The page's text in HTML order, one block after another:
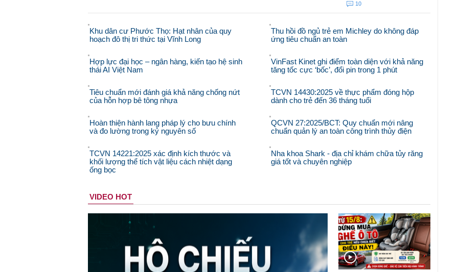
10
Khu dân cư Phước Thọ: Hạt nhân của quy
hoạch đô thị tri thức tại Vĩnh Long
Hợp lực đại học – ngân hàng, kiến tạo hệ sinh
thái AI Việt Nam
Tiêu chuẩn mới đánh giá khả năng chống nứt
của hỗn hợp bê tông nhựa
Hoàn thiện hành lang pháp lý cho bưu chính
và đo lường trong kỷ nguyên số
TCVN 14221:2025 xác định kích thước và
khối lượng thể tích vật liệu cách nhiệt dạng
ống bọc
Thu hồi đồ ngủ trẻ em Michley do không đáp
ứng tiêu chuẩn an toàn
VinFast Kinet ghi điểm toàn diện với khả năng
tăng tốc cực ‘bốc’, đổi pin trong 1 phút
TCVN 14430:2025 về thực phẩm đóng hộp
dành cho trẻ đến 36 tháng tuổi
QCVN 27:2025/BCT: Quy chuẩn mới nâng
chuẩn quản lý an toàn công trình thủy điện
Nha khoa Shark - địa chỉ khám chữa tủy răng
giá tốt và chuyên nghiệp
VIDEO HOT